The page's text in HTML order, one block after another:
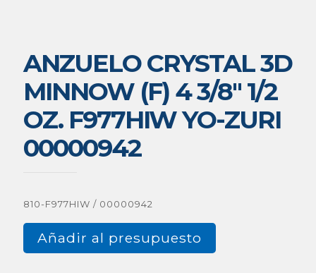
ANZUELO CRYSTAL 3D
MINNOW (F) 4 3/8″ 1/2
OZ. F977HIW YO-ZURI
00000942
810-F977HIW / 00000942
Añadir al presupuesto